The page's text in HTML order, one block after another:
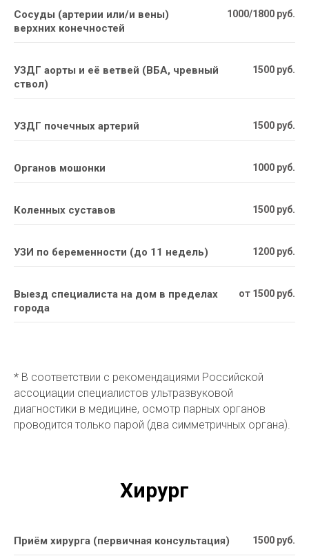
Сосуды (артерии или/и вены)
верхних конечностей
1000/1800 руб.
УЗДГ аорты и её ветвей (ВБА, чревный
ствол)
1500 руб.
УЗДГ почечных артерий 1500 руб.
Органов мошонки 1000 руб.
Коленных суставов 1500 руб.
УЗИ по беременности (до 11 недель) 1200 руб.
Выезд специалиста на дом в пределах
города
от 1500 руб.
* В соответствии с рекомендациями Российской
ассоциации специалистов ультразвуковой
диагностики в медицине, осмотр парных органов
проводится только парой (два симметричных органа).
Хирург
Приём хирурга (первичная консультация) 1500 руб.